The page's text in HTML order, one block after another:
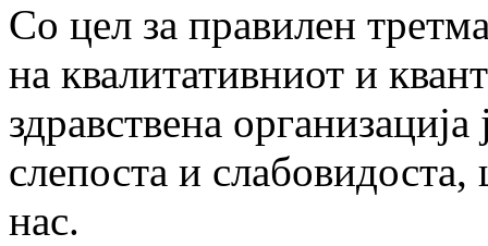
Со цел за правилен
на квалитативниот и
здравствена
слепоста и слабовидоста,
нас.